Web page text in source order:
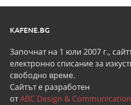
KAFENE.BG
Започнат на 1 юли 2007 г.,
eлектронно списание за
свободно време.
Сайтът е разработен
отABC Design & Communication